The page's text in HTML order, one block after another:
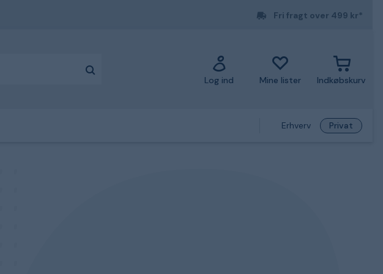
Fri fragt over 499 kr*
Log ind Mine lister Indkøbskurv
Erhverv Privat